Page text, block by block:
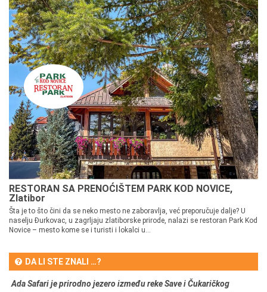
RESTORAN SA PRENOĆIŠTEM PARK KOD NOVICE,
Zlatibor
Šta je to što čini da se neko mesto ne zaboravlja, već preporučuje dalje? U
naselju Đurkovac, u zagrljaju zlatiborske prirode, nalazi se restoran Park Kod
Novice – mesto kome se i turisti i lokalci u...
DA LI STE ZNALI …?
Ada Safari je prirodno jezero između reke Save i Čukaričkog